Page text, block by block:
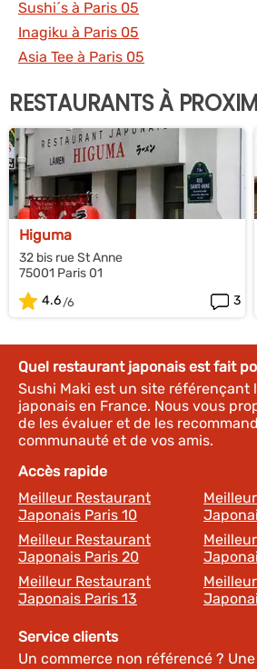
Sushi´s à Paris 05
Inagiku à Paris 05
Asia Tee à Paris 05
RESTAURANTS À
Higuma
32 bis rue St Anne
75001 Paris 01
4.6
3
Quel restaurant japonais est fait
Sushi Maki est un site référençant
japonais en France. Nous vous
de les évaluer et de les
communauté et de vos amis.
Accès rapide
Meilleur Restaurant
Japonais Paris 10
Meilleur Restaurant
Japonais Paris 20
Meilleur Restaurant
Japonais Paris 13
Service clients
Un commerce non référencé ?